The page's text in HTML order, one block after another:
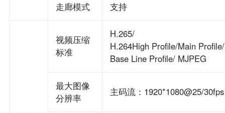
走廊模式 支持
视频压缩
标准
H.265/
H.264High Profile/Main Profile/
Base Line Profile/ MJPEG
最大图像
分辨率
主码流：1920*1080@25/30fps